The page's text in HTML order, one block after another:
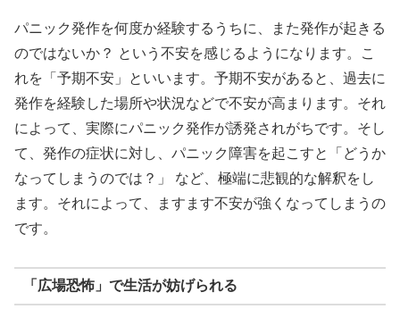
パニック発作を何度か経験するうちに、また発作が起きる
のではないか？ という不安を感じるようになります。こ
れを「予期不安」といいます。予期不安があると、過去に
発作を経験した場所や状況などで不安が高まります。それ
によって、実際にパニック発作が誘発されがちです。そし
て、発作の症状に対し、パニック障害を起こすと「どうか
なってしまうのでは？」 など、極端に悲観的な解釈をし
ます。それによって、ますます不安が強くなってしまうの
です。
「広場恐怖」で生活が妨げられる